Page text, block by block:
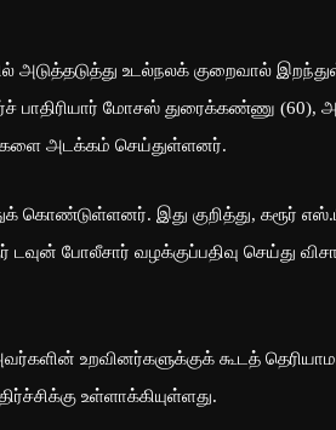
அடுத்தடுத்து உடல்நலக் குறைவால்
பாதிரியார் மோசஸ் துரைக்கண்ணு (60),
அடக்கம் செய்துள்ளனர்.
கொண்டுள்ளனர். இது குறித்து, கரூர்
டவுன் போலீசார் வழக்குப்பதிவு செய்து
உறவினர்களுக்குக் கூடத்
உள்ளாக்கியுள்ளது.